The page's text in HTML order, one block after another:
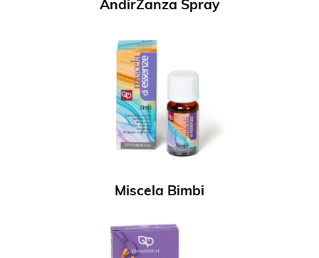
AndirZanza Spray
Miscela Bimbi